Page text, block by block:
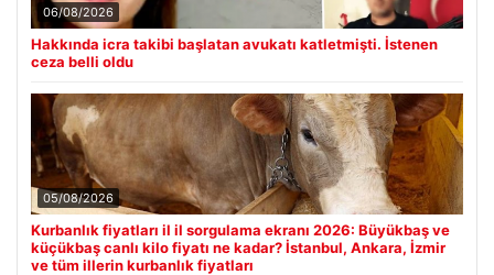
06/08/2026
Hakkında icra takibi başlatan avukatı katletmişti. İstenen
ceza belli oldu
05/08/2026
Kurbanlık fiyatları il il sorgulama ekranı 2026: Büyükbaş ve
küçükbaş canlı kilo fiyatı ne kadar? İstanbul, Ankara, İzmir
ve tüm illerin kurbanlık fiyatları